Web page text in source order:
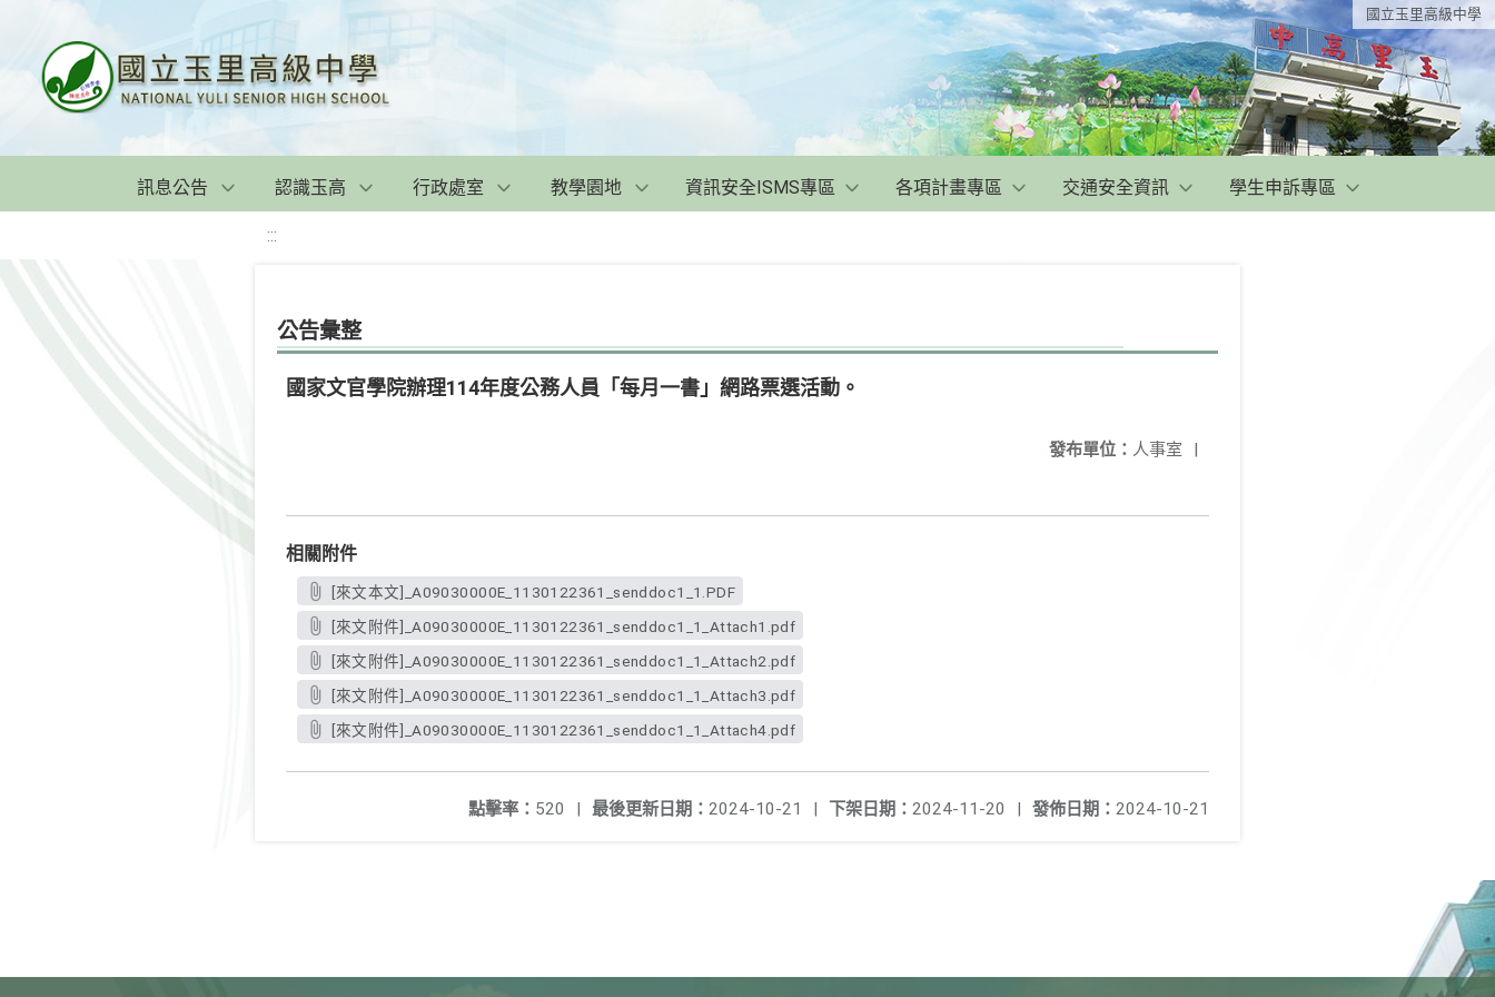
國立玉里高級中學
訊息公告 認識玉高 行政處室 教學園地 資訊安全ISMS專區 各項計畫專區 交通安全資訊 學生申訴專區
:::
公告彙整
國家文官學院辦理114年度公務人員「每月一書」網路票選活動。
發布單位： 人事室 |
相關附件
[來文本文]_A09030000E_1130122361_senddoc1_1.PDF
[來文附件]_A09030000E_1130122361_senddoc1_1_Attach1.pdf
[來文附件]_A09030000E_1130122361_senddoc1_1_Attach2.pdf
[來文附件]_A09030000E_1130122361_senddoc1_1_Attach3.pdf
[來文附件]_A09030000E_1130122361_senddoc1_1_Attach4.pdf
發佈日期： 2024-10-21
下架日期： 2024-11-20 |
最後更新日期： 2024-10-21 |
點擊率： 520 |